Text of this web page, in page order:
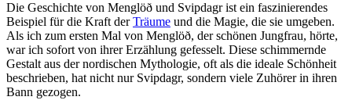
Die Geschichte von Menglöð und Svipdagr ist ein faszinierendes
Beispiel für die Kraft derTräume und die ‌Magie, die sie‍ umgeben.
Als ich zum ⁢ersten‌ Mal von Menglöð, der schönen Jungfrau, ‍hörte,
war ‍ich sofort von ihrer Erzählung ‌gefesselt. Diese schimmernde
Gestalt aus der nordischen Mythologie, oft als die ideale Schönheit
beschrieben, hat nicht​ nur⁢ Svipdagr, sondern viele Zuhörer in ihren⁣
Bann gezogen.